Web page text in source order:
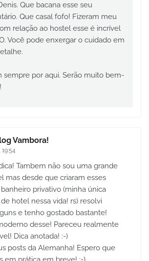
Que bacana esse seu
Que casal fofo! Fizeram meu
relação ao hostel esse é incrível
Você pode enxergar o cuidado em
sempre por aqui. Serão muito bem-
Vambora!
Tambem não sou uma grande
mas desde que criaram esses
privativo (minha única
hotel nessa vida! rs) resolvi
e tenho gostado bastante!
desse! Pareceu realmente
Dica anotada! :-)
posts da Alemanha! Espero que